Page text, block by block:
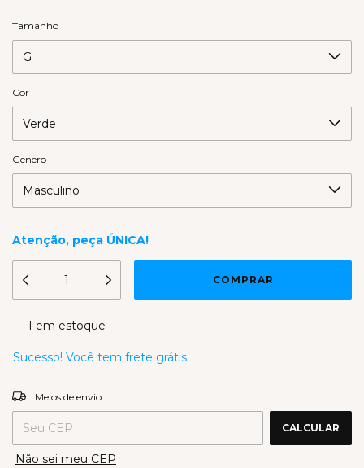
Tamanho
Cor
Genero
Atenção, peça ÚNICA!
1 em estoque
Sucesso! Você tem frete grátis
Entregas para o CEP:
Meios de envio
CALCULAR
Não sei meu CEP